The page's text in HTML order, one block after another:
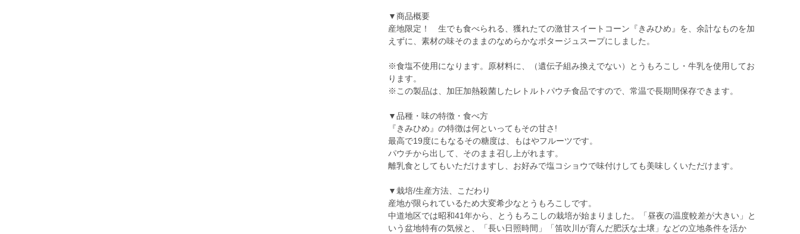
▼商品概要
産地限定！ 生でも食べられる、獲れたての激甘スイートコーン『きみひめ』を、余計なものを加
えずに、素材の味そのままのなめらかなポタージュスープにしました。
※食塩不使用になります。原材料に、（遺伝子組み換えでない）とうもろこし・牛乳を使用してお
ります。
※この製品は、加圧加熱殺菌したレトルトパウチ食品ですので、常温で長期間保存できます。
▼品種・味の特徴・食べ方
『きみひめ』の特徴は何といってもその甘さ!
最高で19度にもなるその糖度は、もはやフルーツです。
パウチから出して、そのまま召し上がれます。
離乳食としてもいただけますし、お好みで塩コショウで味付けしても美味しくいただけます。
▼栽培/生産方法、こだわり
産地が限られているため大変希少なとうもろこしです。
中道地区では昭和41年から、とうもろこしの栽培が始まりました。「昼夜の温度較差が大きい」と
いう盆地特有の気候と、「長い日照時間」「笛吹川が育んだ肥沃な土壌」などの立地条件を活か